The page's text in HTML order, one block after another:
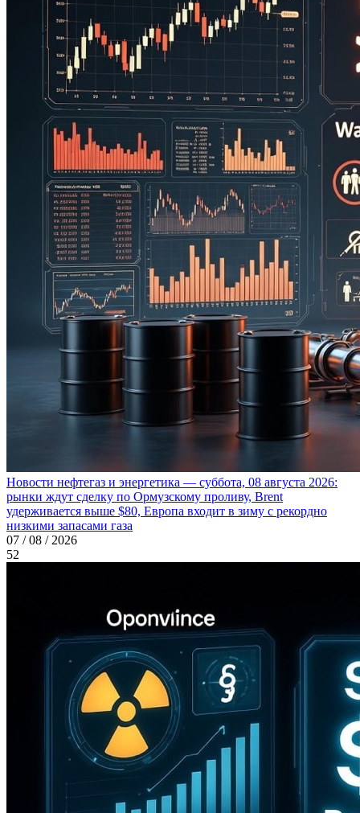
Новости нефтегаз и энергетика — суббота, 08 августа 2026:
рынки ждут сделку по Ормузскому проливу, Brent
удерживается выше $80, Европа входит в зиму с рекордно
низкими запасами газа
07 / 08 / 2026
52